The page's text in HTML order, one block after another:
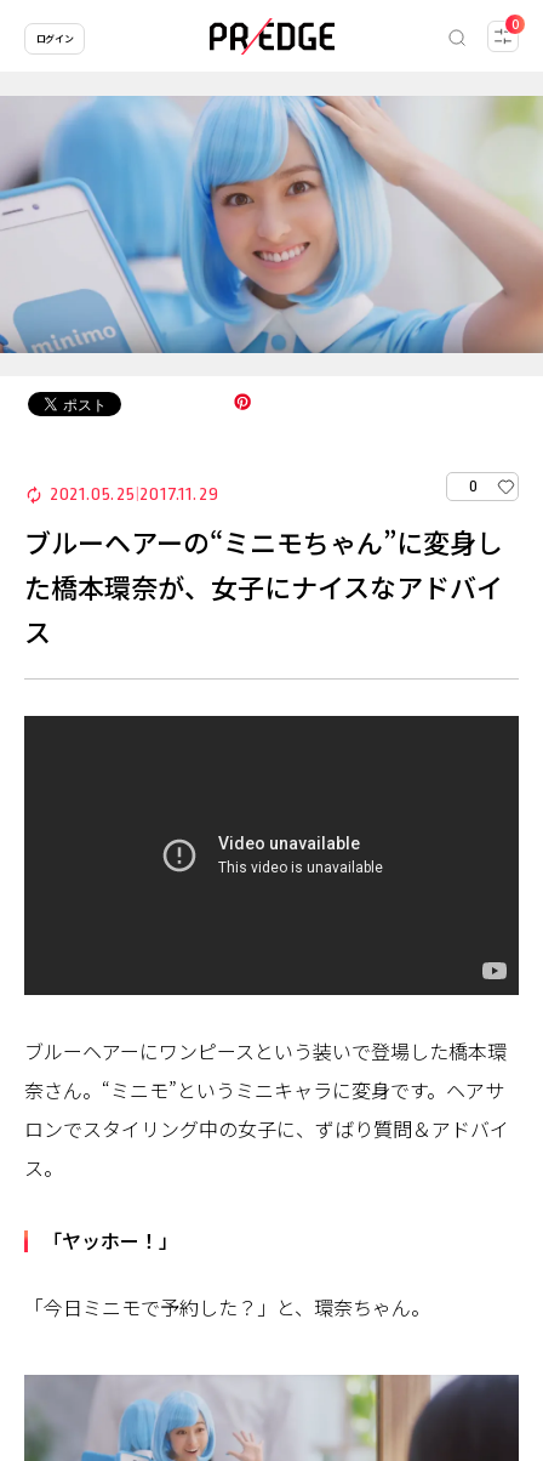
0
ログイン
2021.05.25 2017.11.29 0
ブルーヘアーの“ミニモちゃん”に変身し
た橋本環奈が、女子にナイスなアドバイ
ス
ブルーヘアーにワンピースという装いで登場した橋本環
奈さん。“ミニモ”というミニキャラに変身です。ヘアサ
ロンでスタイリング中の女子に、ずばり質問＆アドバイ
ス。
「ヤッホー！」
「今日ミニモで予約した？」と、環奈ちゃん。